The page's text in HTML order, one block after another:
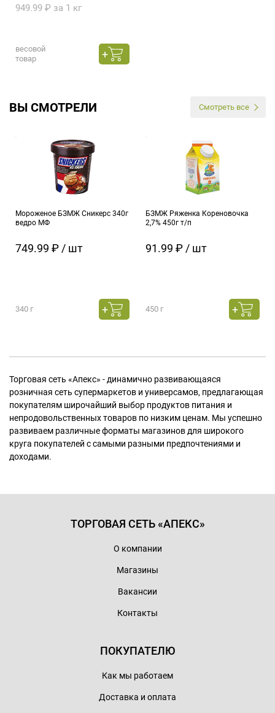
949.99 ₽ за 1 кг
весовой
товар
ВЫ СМОТРЕЛИ Смотреть все
Мороженое БЗМЖ Сникерс 340г
ведро МФ
749.99 ₽ / шт
340 г
БЗМЖ Ряженка Кореновочка
2,7% 450г т/п
91.99 ₽ / шт
450 г
Торговая сеть «Апекс» - динамично развивающаяся
розничная сеть супермаркетов и универсамов, предлагающая
покупателям широчайший выбор продуктов питания и
непродовольственных товаров по низким ценам. Мы успешно
развиваем различные форматы магазинов для широкого
круга покупателей с самыми разными предпочтениями и
доходами.
ТОРГОВАЯ СЕТЬ «АПЕКС»
О компании
Магазины
Вакансии
Контакты
ПОКУПАТЕЛЮ
Как мы работаем
Доставка и оплата